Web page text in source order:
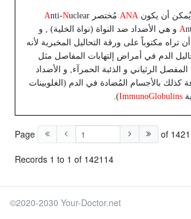
أن يكونANA مُختصر Anti-Nuclear
A و هي الأضداد ضد النواة (نواة الخلية) , و
تراه مكتوباً على ورقة التحاليل المخبرية لأنه
الدم في أمراض إلتهابات المفاصل مثل
المفصل الرثياني و الذئبة الحمرآء, و الأضداد
كذلك بالأجسام المُضادة في الدم (الغلوبينات
ImmunoGlobulins
).
Page of
Records 1 to 1 of 142114
©2020-2030 Your-Doctor.net